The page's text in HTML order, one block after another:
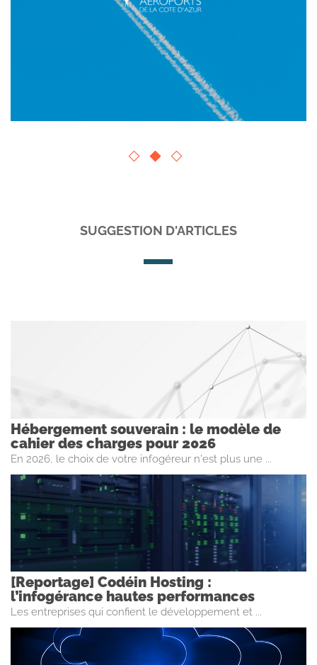
SUGGESTION D'ARTICLES
Hébergement souverain : le modèle de
cahier des charges pour 2026
En 2026, le choix de votre infogéreur n'est plus une ...
[Reportage] Codéin Hosting :
l’infogérance hautes performances
Les entreprises qui confient le développement et ...